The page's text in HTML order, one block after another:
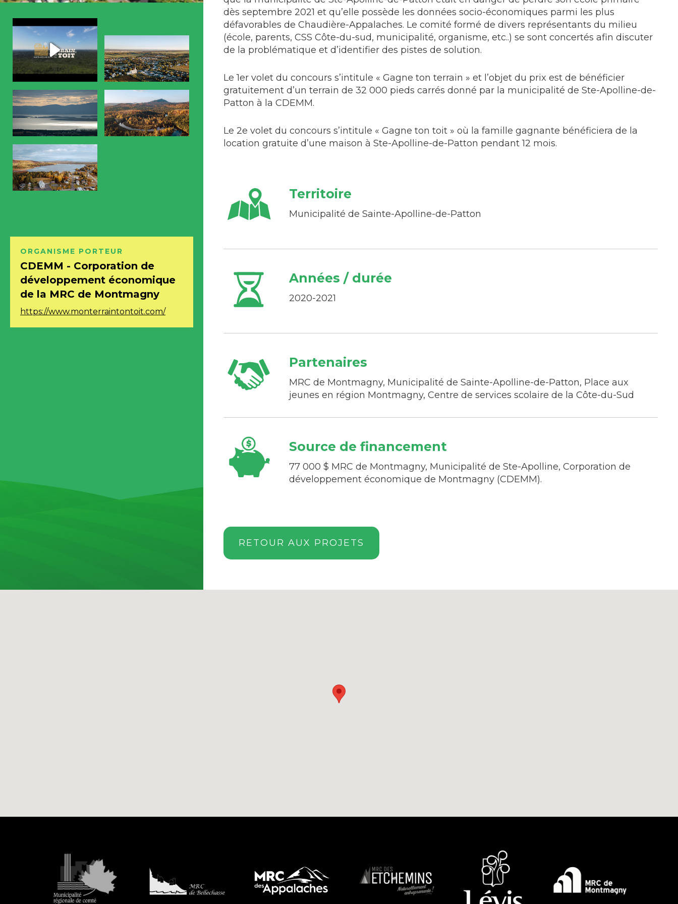
ORGANISME PORTEUR
CDEMM - Corporation de
développement économique
de la MRC de Montmagny
https://www.monterraintontoit.com/
dès septembre 2021 et qu’elle possède les données socio-économiques parmi les plus
défavorables de Chaudière-Appalaches. Le comité formé de divers représentants du milieu
(école, parents, CSS Côte-du-sud, municipalité, organisme, etc..) se sont concertés afin discuter
de la problématique et d’identifier des pistes de solution.
Le 1er volet du concours s’intitule « Gagne ton terrain » et l’objet du prix est de bénéficier
gratuitement d’un terrain de 32 000 pieds carrés donné par la municipalité de Ste-Apolline-de-
Patton à la CDEMM.
Le 2e volet du concours s’intitule « Gagne ton toit » où la famille gagnante bénéficiera de la
location gratuite d’une maison à Ste-Apolline-de-Patton pendant 12 mois.
Territoire
Municipalité de Sainte-Apolline-de-Patton
Années / durée
2020-2021
Partenaires
MRC de Montmagny, Municipalité de Sainte-Apolline-de-Patton, Place aux
jeunes en région Montmagny, Centre de services scolaire de la Côte-du-Sud
Source de financement
77 000 $ MRC de Montmagny, Municipalité de Ste-Apolline, Corporation de
développement économique de Montmagny (CDEMM).
RETOUR AUX PROJETS